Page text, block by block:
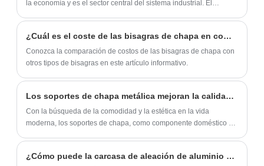
la economía y es el sector central del sistema industrial. El
maquinaria desarrollada no habría agricultura, defensa nacional
ni ciencia y tecnología modernas.
¿Cuál es el coste de las bisagras de chapa en comparación con otros tipos de bisagras?
Conozca la comparación de costos de las bisagras de chapa con
otros tipos de bisagras en este artículo informativo.
Los soportes de chapa metálica mejoran la calidad de vida y ganan la preferencia del consumidor con practicidad
Con la búsqueda de la comodidad y la estética en la vida
moderna, los soportes de chapa, como componente doméstico e
¿Cómo puede la carcasa de aleación de aluminio CNC reducir los costos de fabricación?